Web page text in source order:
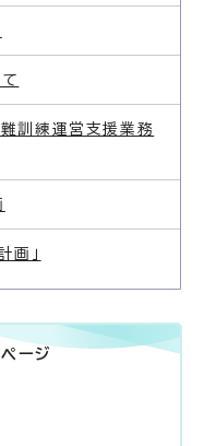
訓練運営支援業務
画」
ージ